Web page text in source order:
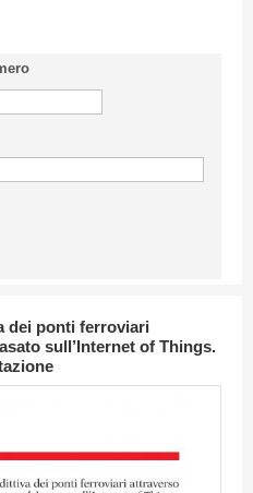
dei ponti ferroviari
sull’Internet of Things.